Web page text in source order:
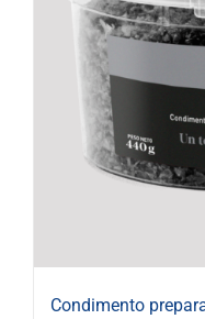
Condimento